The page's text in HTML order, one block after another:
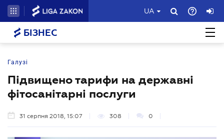
UA
БІЗНЕС
Галузі
Підвищено тарифи на державні
фітосанітарні послуги
31 серпня 2018, 15:07 308 0